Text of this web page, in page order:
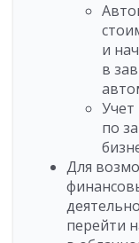
и
в
Учет
по
Для
перейти